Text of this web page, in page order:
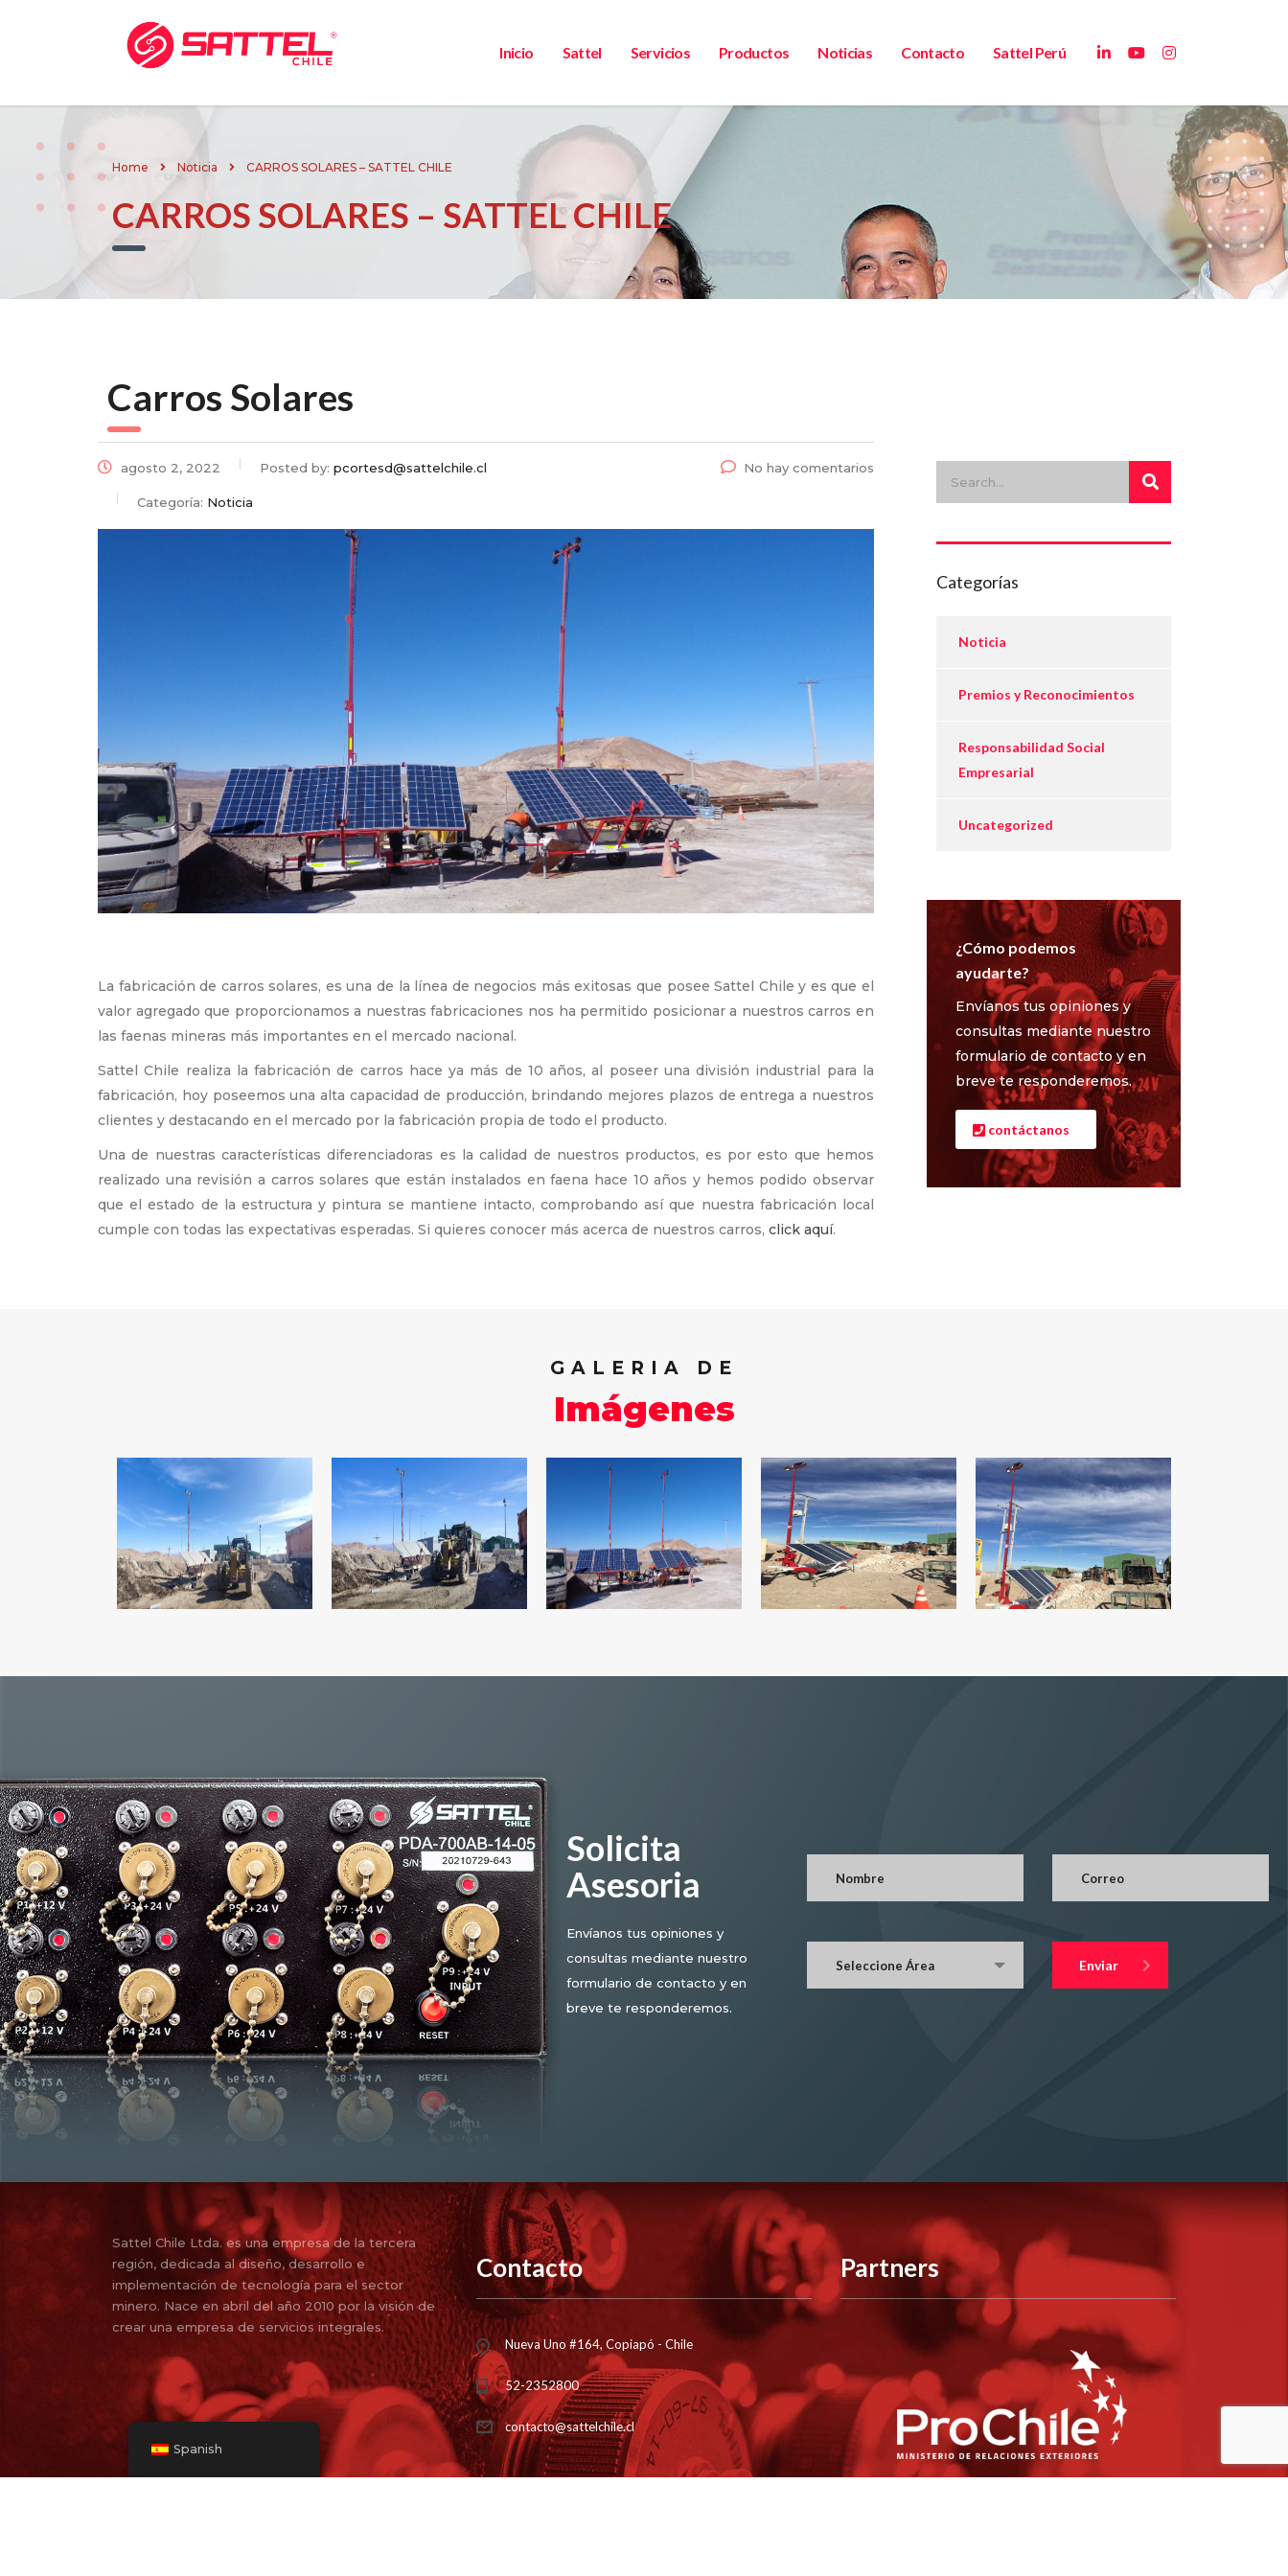
Inicio Sattel Servicios Productos Noticias Contacto Sattel Perú
Home Noticia CARROS SOLARES – SATTEL CHILE
CARROS SOLARES – SATTEL CHILE
Carros Solares
agosto 2, 2022 Posted by: pcortesd@sattelchile.cl
Categoría: Noticia
No hay comentarios
La fabricación de carros solares, es una de la línea de negocios más exitosas que posee Sattel Chile y es que el
valor agregado que proporcionamos a nuestras fabricaciones nos ha permitido posicionar a nuestros carros en
las faenas mineras más importantes en el mercado nacional.
Sattel Chile realiza la fabricación de carros hace ya más de 10 años, al poseer una división industrial para la
fabricación, hoy poseemos una alta capacidad de producción, brindando mejores plazos de entrega a nuestros
clientes y destacando en el mercado por la fabricación propia de todo el producto.
Una de nuestras características diferenciadoras es la calidad de nuestros productos, es por esto que hemos
realizado una revisión a carros solares que están instalados en faena hace 10 años y hemos podido observar
que el estado de la estructura y pintura se mantiene intacto, comprobando así que nuestra fabricación local
cumple con todas las expectativas esperadas. Si quieres conocer más acerca de nuestros carros, click aquí.
Categorías
Noticia
Premios y Reconocimientos
Responsabilidad Social
Empresarial
Uncategorized
¿Cómo podemos
ayudarte?
Envíanos tus opiniones y
consultas mediante nuestro
formulario de contacto y en
breve te responderemos.
contáctanos
GALERIA DE
Imágenes
Solicita
Asesoria
Envíanos tus opiniones y
consultas mediante nuestro
formulario de contacto y en
breve te responderemos.
Seleccione Área Enviar
Sattel Chile Ltda. es una empresa de la tercera
región, dedicada al diseño, desarrollo e
implementación de tecnología para el sector
minero. Nace en abril del año 2010 por la visión de
crear una empresa de servicios integrales.
Contacto
Nueva Uno #164, Copiapó - Chile
52-2352800
contacto@sattelchile.cl
Partners
Spanish